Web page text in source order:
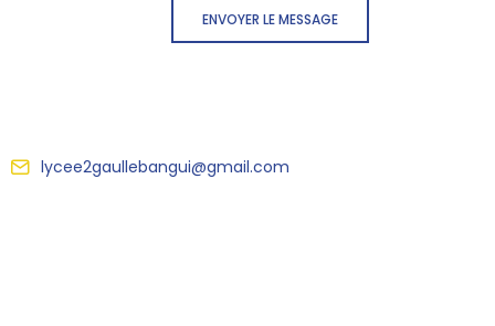
ENVOYER LE MESSAGE
lycee2gaullebangui@gmail.com